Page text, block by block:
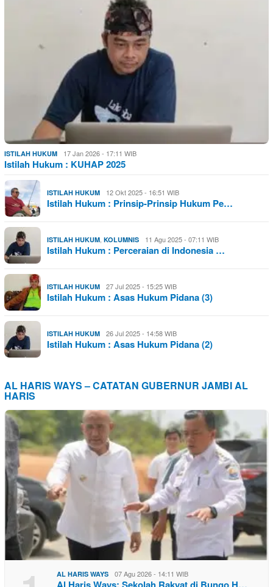
ISTILAH HUKUM 17 Jan 2026 - 17:11 WIB
Istilah Hukum : KUHAP 2025
ISTILAH HUKUM 12 Okt 2025 - 16:51 WIB
Istilah Hukum : Prinsip-Prinsip Hukum Pe…
ISTILAH HUKUM KOLUMNIS 11 Agu 2025 - 07:11 WIB
Istilah Hukum : Perceraian di Indonesia …
ISTILAH HUKUM 27 Jul 2025 - 15:25 WIB
Istilah Hukum : Asas Hukum Pidana (3)
ISTILAH HUKUM 26 Jul 2025 - 14:58 WIB
Istilah Hukum : Asas Hukum Pidana (2)
AL HARIS WAYS – CATATAN GUBERNUR JAMBI AL
HARIS
AL HARIS WAYS 07 Agu 2026 - 14:11 WIB